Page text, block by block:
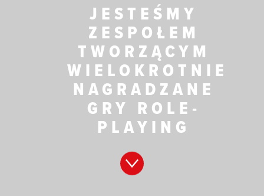
JESTEŚMY
ZESPOŁEM
TWORZĄCYM
WIELOKROTNIE
NAGRADZANE
GRY ROLE-
PLAYING